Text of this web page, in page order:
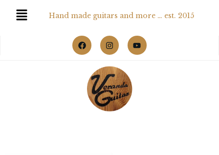
Hand made guitars and more … est. 2015